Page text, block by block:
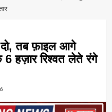
दो, तब फ़ाइल आगे
6 हज़ार रिश्वत लेते रंगे